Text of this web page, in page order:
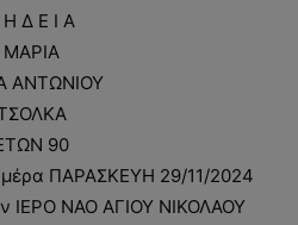
Δ Ε Ι Α
ΜΑΡΙΑ
ΑΝΤΩΝΙΟΥ
90
ΠΑΡΑΣΚΕΥΗ 29/11/2024
ΙΕΡΟ ΝΑΟ ΑΓΙΟΥ ΝΙΚΟΛΑΟΥ